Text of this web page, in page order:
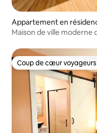
Appartement en
Maison de ville moderne
Coup de cœur voyageurs
Coup de cœur voyageurs